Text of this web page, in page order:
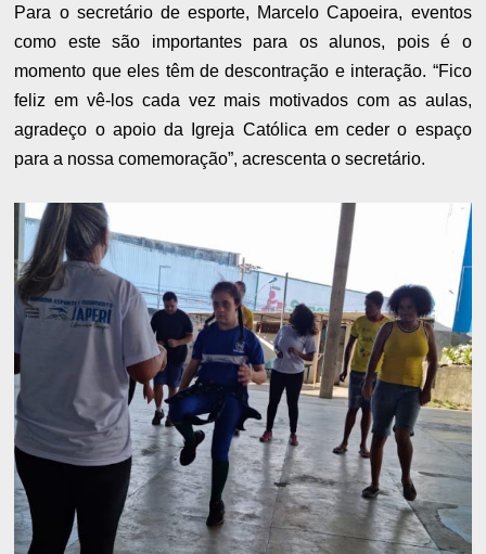
​Para o secretário de esporte, Marcelo Capoeira, eventos
como este são importantes para os alunos, pois é o
momento que eles têm de descontração e interação. “Fico
feliz em vê-los cada vez mais motivados com as aulas,
agradeço o apoio da Igreja Católica em ceder o espaço
para a nossa comemoração”, acrescenta o secretário.